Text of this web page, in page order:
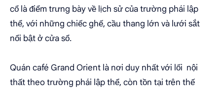
cổ là điểm trưng bày về lịch sử của trường phái lập
thể, với những chiếc ghế, cầu thang lớn và lưới sắt
nổi bật ở cửa sổ.
Quán café Grand Orient là nơi duy nhất với lối nội
thất theo trường phái lập thể, còn tồn tại trên thế